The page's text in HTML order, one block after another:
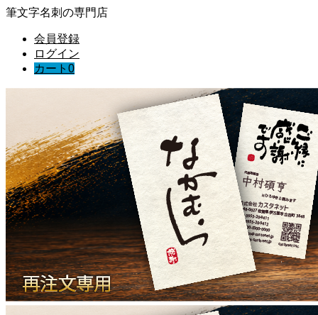
筆文字名刺の専門店
会員登録
ログイン
カート 0